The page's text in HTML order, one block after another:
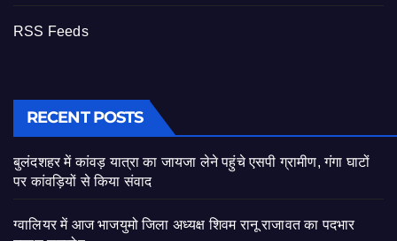
RSS Feeds
RECENT POSTS
बुलंदशहर में कांवड़ यात्रा का जायजा लेने पहुंचे एसपी ग्रामीण, गंगा घाटों
पर कांवड़ियों से किया संवाद
ग्वालियर में आज भाजयुमो जिला अध्यक्ष शिवम रानू राजावत का पदभार